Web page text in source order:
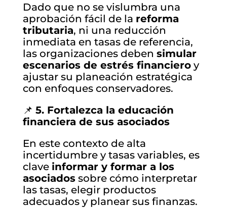
Dado que no se vislumbra una
aprobación fácil de la reforma
tributaria, ni una reducción
inmediata en tasas de referencia,
las organizaciones deben simular
escenarios de estrés financieroy
ajustar su planeación estratégica
con enfoques conservadores.
📌 5. Fortalezca la educación
financiera de sus asociados
En este contexto de alta
incertidumbre y tasas variables, es
clave informar y formar a los
asociadossobre cómo interpretar
las tasas, elegir productos
adecuados y planear sus finanzas.